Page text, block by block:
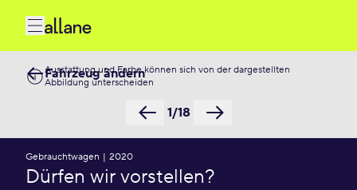
Ausstattung und Farbe können sich von der dargestellten
Abbildung unterscheiden
1/18
Fahrzeug ändern
Gebrauchtwagen | 2020
Dürfen wir vorstellen?